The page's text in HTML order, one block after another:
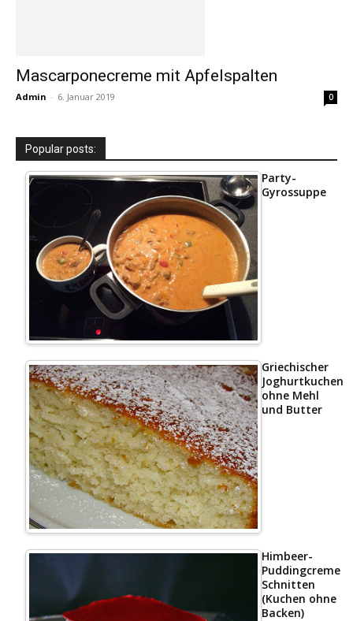
Mascarponecreme mit Apfelspalten
Admin - 6. Januar 2019 0
Popular posts:
Party-
Gyrossuppe
Griechischer
Joghurtkuchen
ohne Mehl
und Butter
Himbeer-
Puddingcreme
Schnitten
(Kuchen ohne
Backen)